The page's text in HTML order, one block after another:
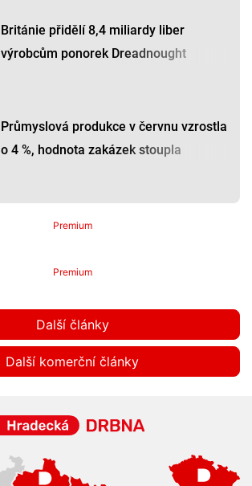
Británie přidělí 8,4 miliardy liber
výrobcům ponorek Dreadnought
Průmyslová produkce v červnu vzrostla
o 4 %, hodnota zakázek stoupla
Premium
Premium
Další články
Další komerční články